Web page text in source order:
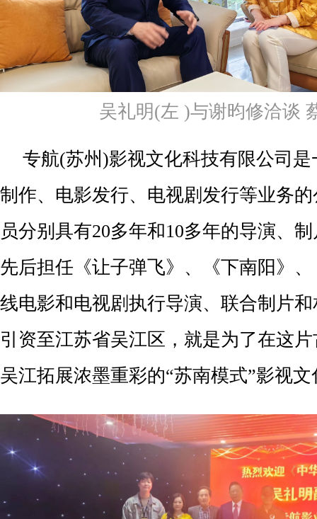
吴礼明(左 )与谢昀修洽谈
专航(苏州)影视文化科技有限公司
制作、电影发行、电视剧发行等业务
员分别具有20多年和10多年的导演、
先后担任《让子弹飞》、《下南阳》
线电影和电视剧执行导演、联合制片
引资至江苏省吴江区，就是为了在这
吴江拓展浓墨重彩的“苏南模式”影视文